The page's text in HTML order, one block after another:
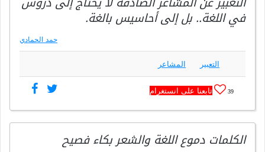
في اللغة.. بل إلى أحاسيس بالغة.
حمد الحمادي
التعبير المشاعر
39 تابعنا على انستغرام
الكلمات دموع اللغة والشعر بكاء فصيح